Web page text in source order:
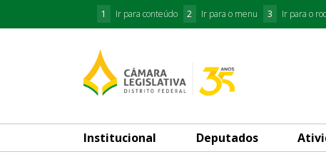
1 Ir para conteúdo 2 Ir para o menu 3 Ir para o
Institucional Deputados